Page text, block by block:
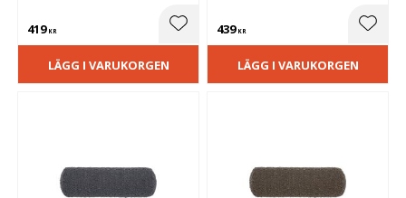
419KR Lägg till i favoriter
LÄGG I VARUKORGEN
bäddning eller som ett extra
stöd i soffan.
439KR
LÄGG I VARUKORGEN